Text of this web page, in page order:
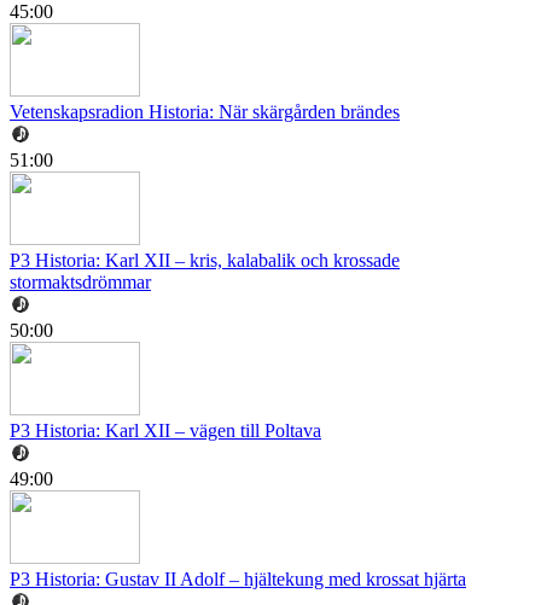
45:00
Vetenskapsradion Historia: När skärgården brändes
51:00
P3 Historia: Karl XII – kris, kalabalik och krossade
stormaktsdrömmar
50:00
P3 Historia: Karl XII – vägen till Poltava
49:00
P3 Historia: Gustav II Adolf – hjältekung med krossat hjärta